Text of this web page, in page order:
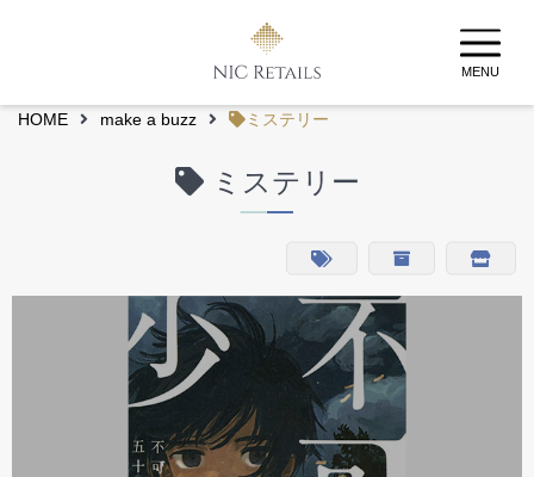
MENU
HOME make a buzz ミステリー
ミステリー